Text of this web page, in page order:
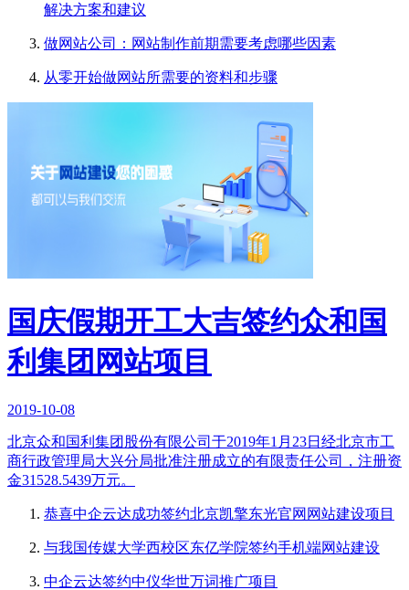
解决方案和建议
做网站公司：网站制作前期需要考虑哪些因素
从零开始做网站所需要的资料和步骤
国庆假期开工大吉签约众和国
利集团网站项目
2019-10-08
北京众和国利集团股份有限公司于2019年1月23日经北京市工
商行政管理局大兴分局批准注册成立的有限责任公司，注册资
金31528.5439万元。
恭喜中企云达成功签约北京凯擎东光官网网站建设项目
与我国传媒大学西校区东亿学院签约手机端网站建设
中企云达签约中仪华世万词推广项目